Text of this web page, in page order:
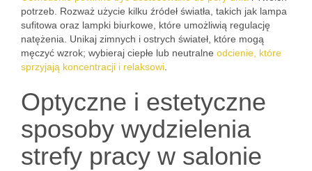
potrzeb. Rozważ użycie kilku źródeł światła, takich jak lampa
sufitowa oraz lampki biurkowe, które umożliwią regulację
natężenia. Unikaj zimnych i ostrych świateł, które mogą
męczyć wzrok; wybieraj ciepłe lub neutralne odcienie, które
sprzyjają koncentracji i relaksowi
Optyczne i estetyczne
sposoby wydzielenia
strefy pracy w salonie